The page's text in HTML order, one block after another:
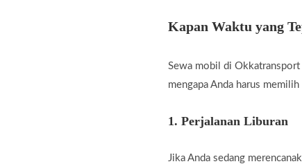
Kapan Waktu yang
Sewa mobil di Okkatransport
mengapa Anda harus memilih
1. Perjalanan Liburan
Jika Anda sedang